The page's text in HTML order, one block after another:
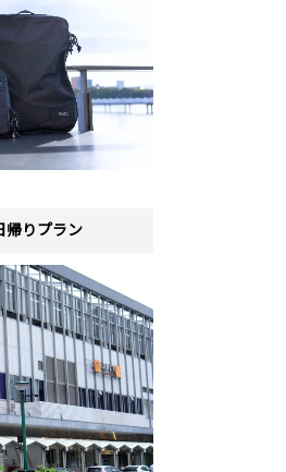
帰りプラン